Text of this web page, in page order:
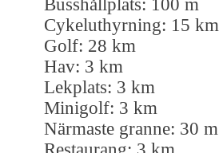
Busshållplats: 100 m
Cykeluthyrning: 15 km
Golf: 28 km
Hav: 3 km
Lekplats: 3 km
Minigolf: 3 km
Närmaste granne: 30 m